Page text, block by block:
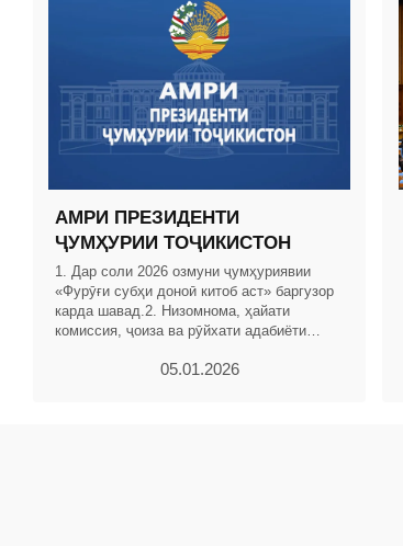
АМРИ ПРЕЗИДЕНТИ
ҶУМҲУРИИ ТОҶИКИСТОН
1. Дар соли 2026 озмуни ҷумҳуриявии
«Фурӯғи субҳи доноӣ китоб аст» баргузор
карда шавад.2. Низомнома, ҳайати
комиссия, ҷоиза ва рӯйхати адабиёти
«Фурӯғи субҳи доноӣ05.01.2026